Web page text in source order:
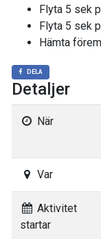
Flyta 5 sek
Flyta 5 sek
Hämta
DELA
Detaljer
När
Var
Aktivitet
startar